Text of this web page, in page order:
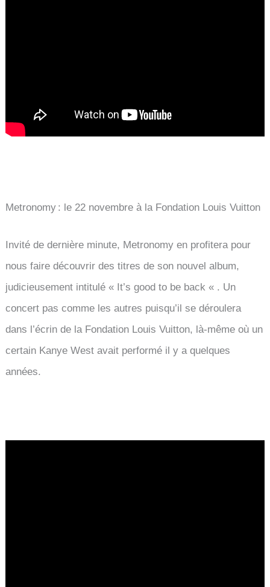
Metronomy : le 22 novembre à la Fondation Louis Vuitton
Invité de dernière minute, Metronomy en profitera pour
nous faire découvrir des titres de son nouvel album,
judicieusement intitulé « It’s good to be back « . Un
concert pas comme les autres puisqu’il se déroulera
dans l’écrin de la Fondation Louis Vuitton, là-même où un
certain Kanye West avait performé il y a quelques
années.